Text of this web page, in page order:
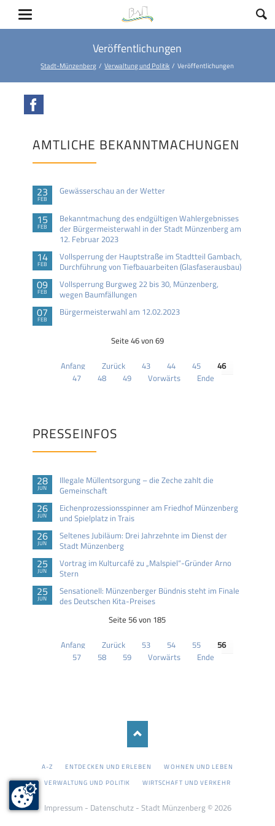
Veröffentlichungen
Stadt-Münzenberg Verwaltung und Politik Veröffentlichungen
AMTLICHE BEKANNTMACHUNGEN
23
FEB
Gewässerschau an der Wetter
15
FEB
Bekanntmachung des endgültigen Wahlergebnisses
der Bürgermeisterwahl in der Stadt Münzenberg am
12. Februar 2023
14
FEB
Vollsperrung der Hauptstraße im Stadtteil Gambach,
Durchführung von Tiefbauarbeiten (Glasfaserausbau)
09
FEB
Vollsperrung Burgweg 22 bis 30, Münzenberg,
wegen Baumfällungen
07
FEB
Bürgermeisterwahl am 12.02.2023
Seite 46 von 69
Anfang Zurück 43 44 45
46
47
48 49 Vorwärts Ende
PRESSEINFOS
28
JUN
Illegale Müllentsorgung – die Zeche zahlt die
Gemeinschaft
26
JUN
Eichenprozessionsspinner am Friedhof Münzenberg
und Spielplatz in Trais
26
JUN
Seltenes Jubiläum: Drei Jahrzehnte im Dienst der
Stadt Münzenberg
25
JUN
Vortrag im Kulturcafé zu „Malspiel“-Gründer Arno
Stern
25
JUN
Sensationell: Münzenberger Bündnis steht im Finale
des Deutschen Kita-Preises
Seite 56 von 185
Anfang Zurück 53 54 55
56
57
58 59 Vorwärts Ende
NAVIGATION
A-Z ENTDECKEN UND ERLEBEN
WOHNEN UND LEBEN
VERWALTUNG UND POLITIK
WIRTSCHAFT UND VERKEHR
Impressum - Datenschutz- Stadt Münzenberg © 2026